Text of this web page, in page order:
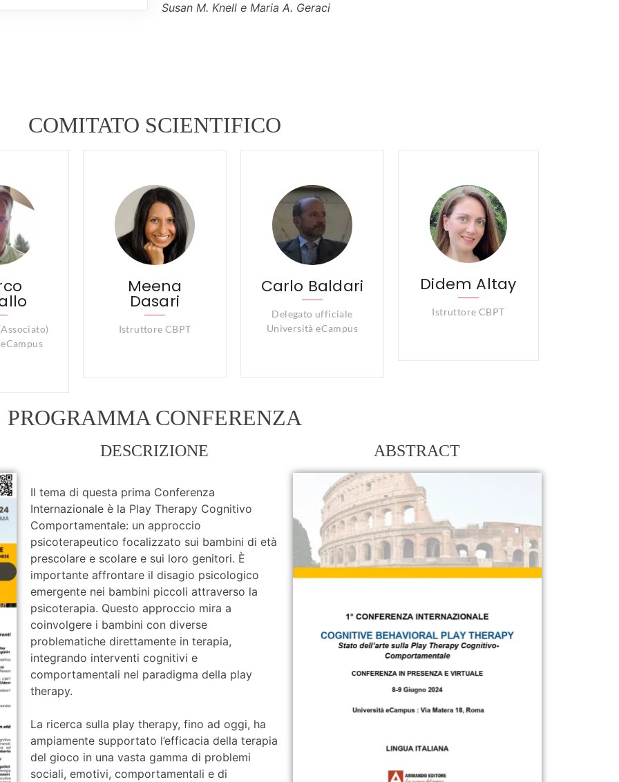
Susan M. Knell e Maria A. Geraci
COMITATO SCIENTIFICO
Meena
Dasari
Istruttore CBPT
Carlo Baldari
Delegato ufficiale
Università eCampus
Didem Altay
Istruttore CBPT
PROGRAMMA CONFERENZA
DESCRIZIONE
Il tema di questa prima Conferenza
Internazionale è la Play Therapy Cognitivo
Comportamentale: un approccio
psicoterapeutico focalizzato sui bambini di età
prescolare e scolare e sui loro genitori. È
importante affrontare il disagio psicologico
emergente nei bambini piccoli attraverso la
psicoterapia. Questo approccio mira a
coinvolgere i bambini con diverse
problematiche direttamente in terapia,
integrando interventi cognitivi e
comportamentali nel paradigma della play
therapy.
La ricerca sulla play therapy, fino ad oggi, ha
ampiamente supportato l’efficacia della terapia
del gioco in una vasta gamma di problemi
sociali, emotivi, comportamentali e di
ABSTRACT